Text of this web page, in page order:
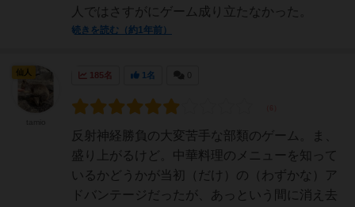
人ではさすがにゲーム成り立たなかった。
続きを読む（約1年前）
185名 1名
反射神経勝負の大変苦手な部類のゲーム。ま、
盛り上がるけど。中華料理のメニューを知って
いるかどうかが当初（だけ）の（わずかな）ア
ドバンテージだったが、あっという間に消え去
仙人